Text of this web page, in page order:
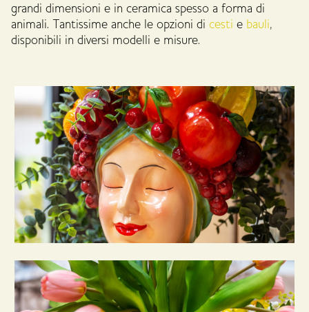
grandi dimensioni e in ceramica spesso a forma di
animali. Tantissime anche le opzioni di cesti e bauli,
disponibili in diversi modelli e misure.